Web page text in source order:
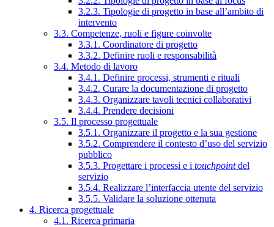
3.2.3. Tipologie di progetto in base all’ambito di
intervento
3.3. Competenze, ruoli e figure coinvolte
3.3.1. Coordinatore di progetto
3.3.2. Definire ruoli e responsabilità
3.4. Metodo di lavoro
3.4.1. Definire processi, strumenti e rituali
3.4.2. Curare la documentazione di progetto
3.4.3. Organizzare tavoli tecnici collaborativi
3.4.4. Prendere decisioni
3.5. Il processo progettuale
3.5.1. Organizzare il progetto e la sua gestione
3.5.2. Comprendere il contesto d’uso del servizio
pubblico
3.5.3. Progettare i processi e i touchpointdel
servizio
3.5.4. Realizzare l’interfaccia utente del servizio
3.5.5. Validare la soluzione ottenuta
4. Ricerca progettuale
4.1. Ricerca primaria